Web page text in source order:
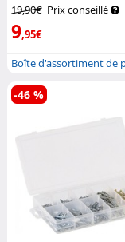
19,90€ Prix conseillé
9,95€
Boîte d'assortiment de
pièc...
-46 %